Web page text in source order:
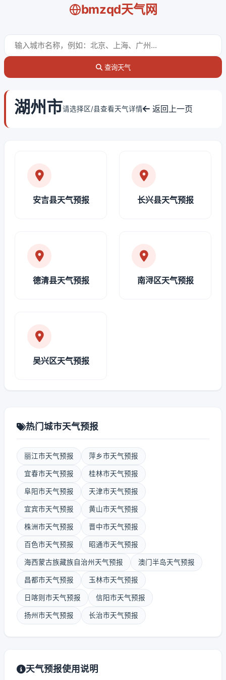
bmzqd天气网
查询天气
湖州市请选择区/县查看天气详情 返回上一页
安吉县天气预报 长兴县天气预报
德清县天气预报 南浔区天气预报
吴兴区天气预报
热门城市天气预报
丽江市天气预报 萍乡市天气预报
宜春市天气预报 桂林市天气预报
阜阳市天气预报 天津市天气预报
宜宾市天气预报 黄山市天气预报
株洲市天气预报 晋中市天气预报
百色市天气预报 昭通市天气预报
海西蒙古族藏族自治州天气预报 澳门半岛天气预报
昌都市天气预报 玉林市天气预报
日喀则市天气预报 信阳市天气预报
扬州市天气预报 长治市天气预报
天气预报使用说明